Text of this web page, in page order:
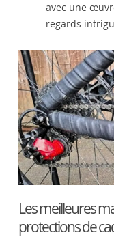
avec une
regards
Les meilleures
protections de